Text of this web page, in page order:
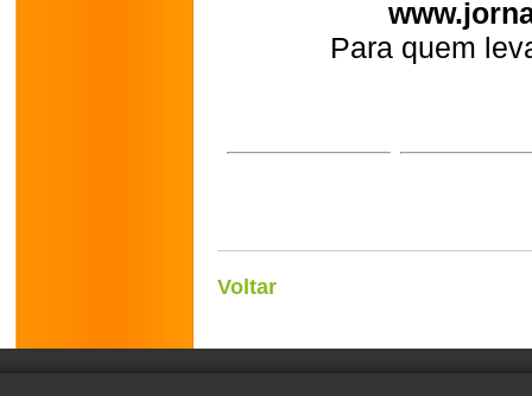
Para quem
Voltar